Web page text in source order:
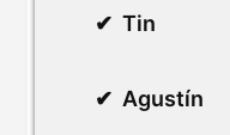
Tin
Agustín